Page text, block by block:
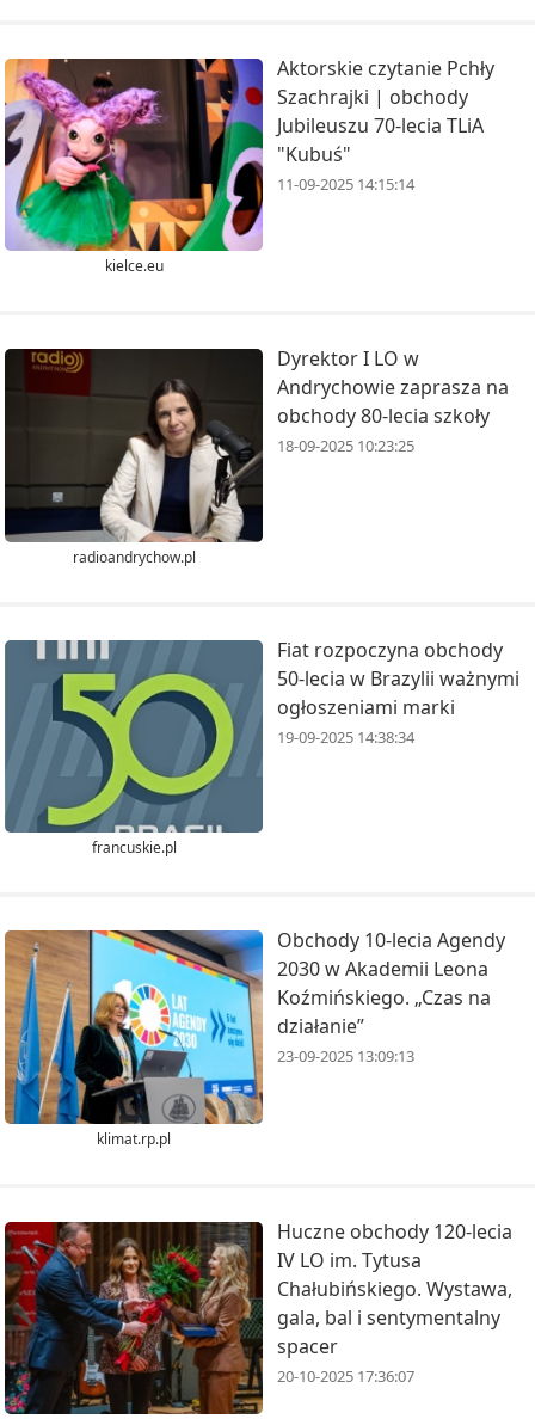
kielce.eu
Aktorskie czytanie Pchły
Szachrajki | obchody
Jubileuszu 70-lecia TLiA
"Kubuś"
11-09-2025 14:15:14
radioandrychow.pl
Dyrektor I LO w
Andrychowie zaprasza na
obchody 80-lecia szkoły
18-09-2025 10:23:25
francuskie.pl
Fiat rozpoczyna obchody
50-lecia w Brazylii ważnymi
ogłoszeniami marki
19-09-2025 14:38:34
klimat.rp.pl
Obchody 10-lecia Agendy
2030 w Akademii Leona
Koźmińskiego. „Czas na
działanie”
23-09-2025 13:09:13
Huczne obchody 120-lecia
IV LO im. Tytusa
Chałubińskiego. Wystawa,
gala, bal i sentymentalny
spacer
20-10-2025 17:36:07